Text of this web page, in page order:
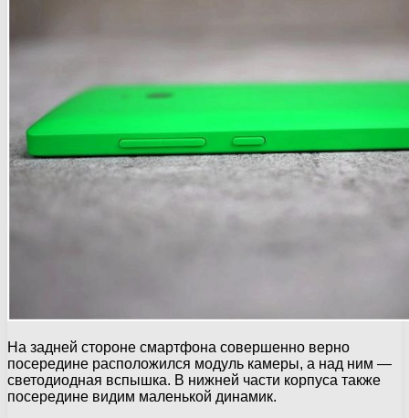
На задней стороне смартфона совершенно верно
посередине расположился модуль камеры, а над ним —
светодиодная вспышка. В нижней части корпуса также
посередине видим маленькой динамик.